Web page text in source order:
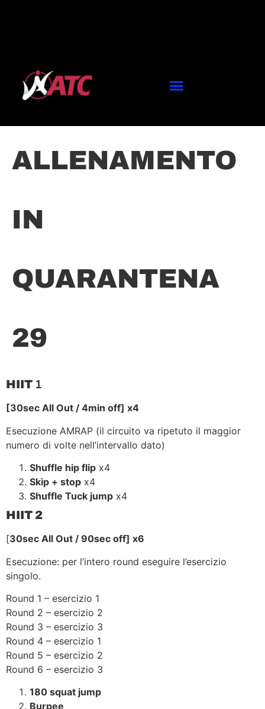
ALLENAMENTO
IN
QUARANTENA
29
HIIT 1
[30sec All Out / 4min off] x4
Esecuzione AMRAP (il circuito va ripetuto il maggior
numero di volte nell’intervallo dato)
Shuffle hip flip x4
Skip + stop x4
Shuffle Tuck jump x4
HIIT 2
[30sec All Out / 90sec off] x6
Esecuzione: per l’intero round eseguire l’esercizio
singolo.
Round 1 – esercizio 1
Round 2 – esercizio 2
Round 3 – esercizio 3
Round 4 – esercizio 1
Round 5 – esercizio 2
Round 6 – esercizio 3
180 squat jump
Burpee